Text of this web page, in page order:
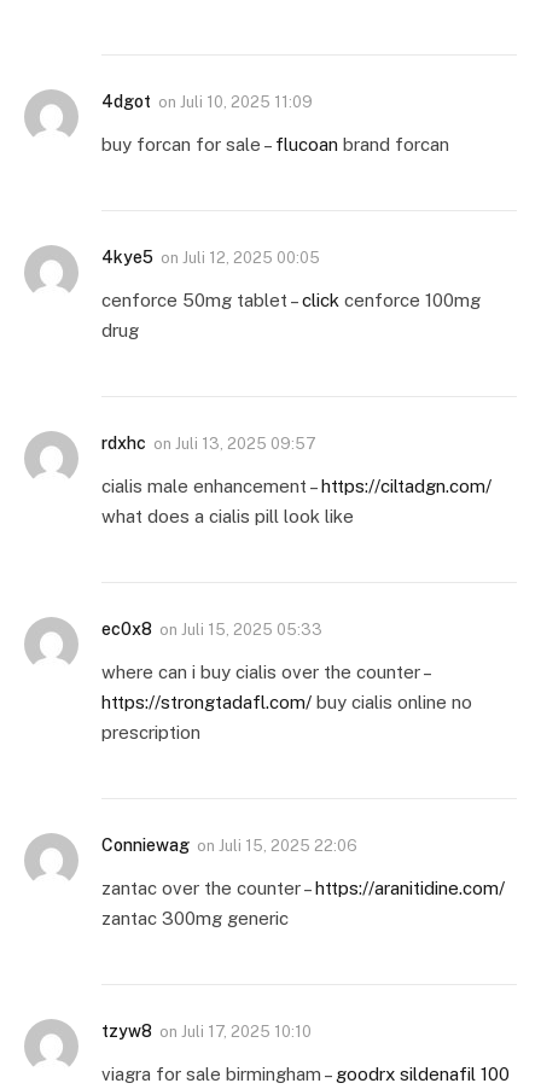
4dgot on Juli 10, 2025 11:09
buy forcan for sale – flucoan brand forcan
4kye5 on Juli 12, 2025 00:05
cenforce 50mg tablet –click cenforce 100mg
drug
rdxhc on Juli 13, 2025 09:57
cialis male enhancement –https://ciltadgn.com/
what does a cialis pill look like
ec0x8 on Juli 15, 2025 05:33
where can i buy cialis over the counter –
https://strongtadafl.com/ buy cialis online no
prescription
Conniewag on Juli 15, 2025 22:06
zantac over the counter –https://aranitidine.com/
zantac 300mg generic
tzyw8 on Juli 17, 2025 10:10
viagra for sale birmingham – goodrx sildenafil 100